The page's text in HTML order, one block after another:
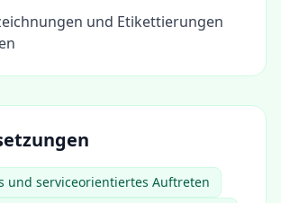
und Etikettierungen
und serviceorientiertes Auftreten